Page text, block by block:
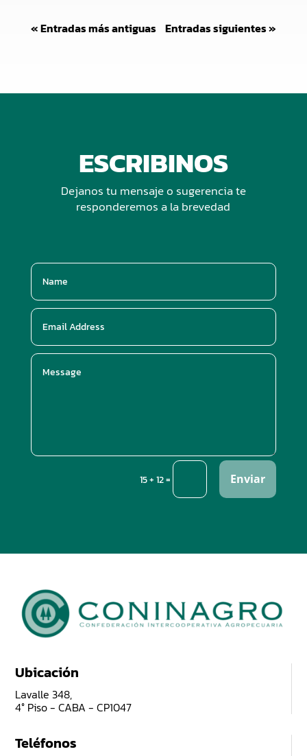
« Entradas más antiguas Entradas siguientes »
ESCRIBINOS
Dejanos tu mensaje o sugerencia te
responderemos a la brevedad
15 + 12= Enviar
Ubicación
Lavalle 348,
4° Piso - CABA - CP1047
Teléfonos